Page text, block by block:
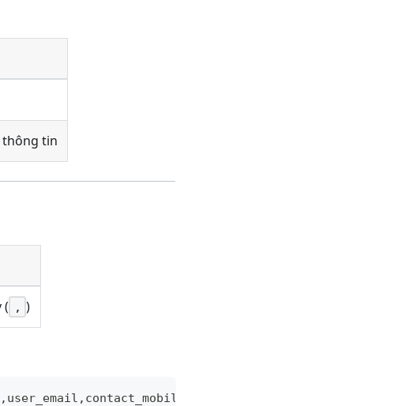
thông tin
( , )